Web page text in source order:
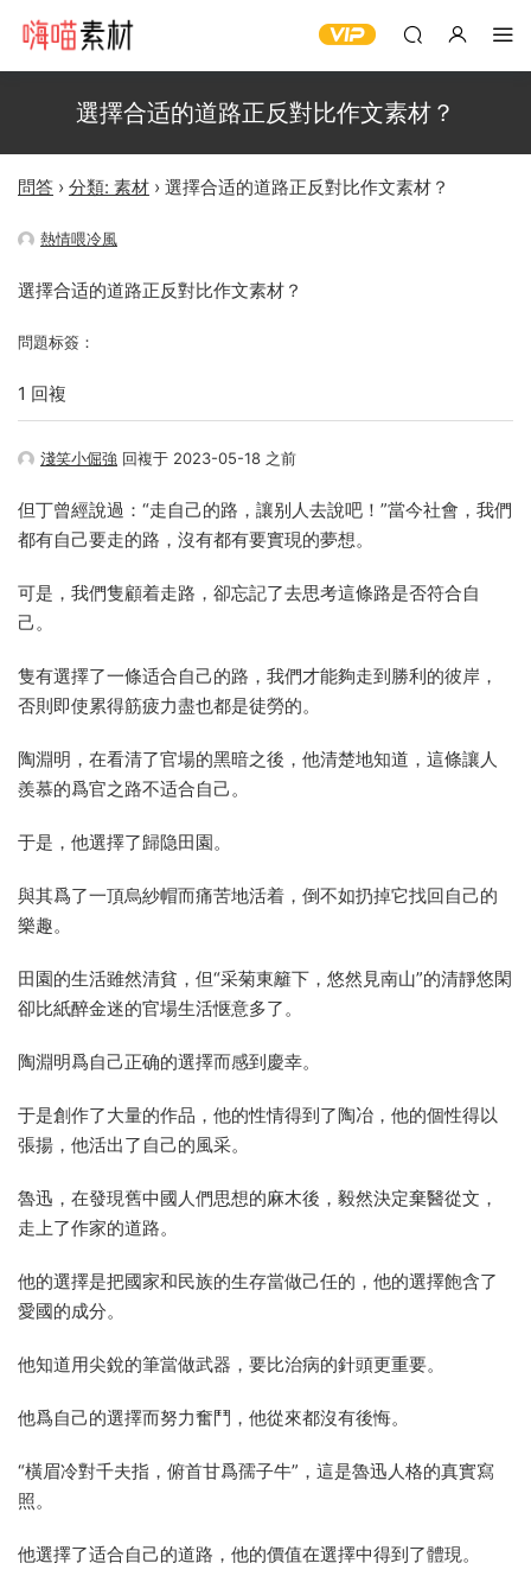
選擇合适的道路正反對比作文素材？
問答 › 分類: 素材 › 選擇合适的道路正反對比作文素材？
熱情喂冷風
選擇合适的道路正反對比作文素材？
問題标簽：
1 回複
淺笑小倔強 回複于 2023-05-18 之前
但丁曾經說過：“走自己的路，讓别人去說吧！”當今社會，我們
都有自己要走的路，沒有都有要實現的夢想。
可是，我們隻顧着走路，卻忘記了去思考這條路是否符合自
己。
隻有選擇了一條适合自己的路，我們才能夠走到勝利的彼岸，
否則即使累得筋疲力盡也都是徒勞的。
陶淵明，在看清了官場的黑暗之後，他清楚地知道，這條讓人
羨慕的爲官之路不适合自己。
于是，他選擇了歸隐田園。
與其爲了一頂烏紗帽而痛苦地活着，倒不如扔掉它找回自己的
樂趣。
田園的生活雖然清貧，但“采菊東籬下，悠然見南山”的清靜悠閑
卻比紙醉金迷的官場生活惬意多了。
陶淵明爲自己正确的選擇而感到慶幸。
于是創作了大量的作品，他的性情得到了陶冶，他的個性得以
張揚，他活出了自己的風采。
魯迅，在發現舊中國人們思想的麻木後，毅然決定棄醫從文，
走上了作家的道路。
他的選擇是把國家和民族的生存當做己任的，他的選擇飽含了
愛國的成分。
他知道用尖銳的筆當做武器，要比治病的針頭更重要。
他爲自己的選擇而努力奮鬥，他從來都沒有後悔。
“橫眉冷對千夫指，俯首甘爲孺子牛”，這是魯迅人格的真實寫
照。
他選擇了适合自己的道路，他的價值在選擇中得到了體現。